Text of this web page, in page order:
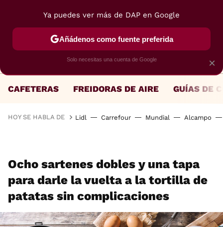
CAFETERAS FREIDORAS DE AIRE GUÍAS DE
HOY SE HABLA DE Lidl Carrefour Mundial Alcampo
Ocho sartenes dobles y una tapa
para darle la vuelta a la tortilla de
patatas sin complicaciones
×
Ya puedes ver más de DAP en Google
Añádenos como fuente preferida
Solo necesitas una cuenta de Google